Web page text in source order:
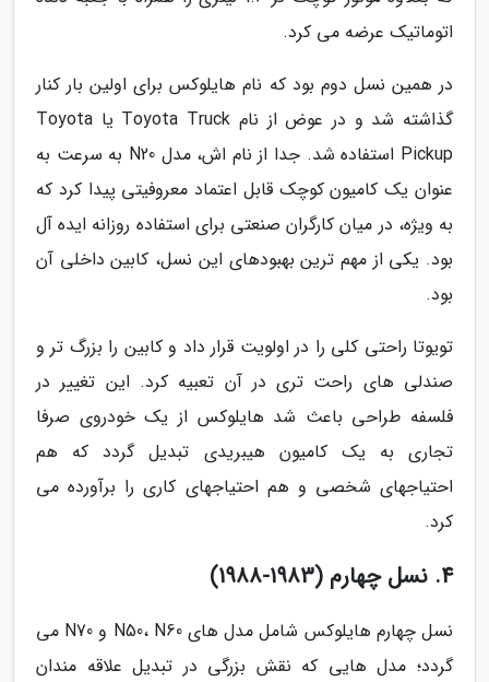
اتوماتیک عرضه می کرد.
در همین نسل دوم بود که نام هایلوکس برای اولین بار کنار
گذاشته شد و در عوض از نام Toyota Truck یا Toyota
Pickup استفاده شد. جدا از نام اش، مدل N20 به سرعت به
عنوان یک کامیون کوچک قابل اعتماد معروفیتی پیدا کرد که
به ویژه، در میان کارگران صنعتی برای استفاده روزانه ایده آل
بود. یکی از مهم ترین بهبودهای این نسل، کابین داخلی آن
بود.
تویوتا راحتی کلی را در اولویت قرار داد و کابین را بزرگ تر و
صندلی های راحت تری در آن تعبیه کرد. این تغییر در
فلسفه طراحی باعث شد هایلوکس از یک خودروی صرفا
تجاری به یک کامیون هیبریدی تبدیل گردد که هم
احتیاجهای شخصی و هم احتیاجهای کاری را برآورده می
کرد.
4. نسل چهارم (1983-1988)
نسل چهارم هایلوکس شامل مدل های N50، N60 و N70 می
گردد؛ مدل هایی که نقش بزرگی در تبدیل علاقه مندان